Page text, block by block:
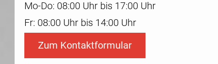
Mo-Do: 08:00 Uhr bis 17:00 Uhr
Fr: 08:00 Uhr bis 14:00 Uhr
Zum Kontaktformular